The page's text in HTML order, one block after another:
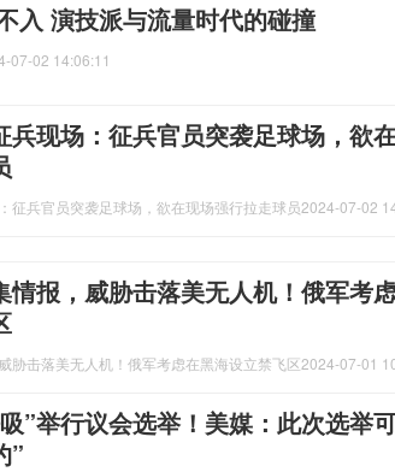
入 演技派与流量时代的碰撞
07-02 14:06:11
兵现场：征兵官员突袭足球场，欲
征兵官员突袭足球场，欲在现场强行拉走球员2024-07-02
情报，威胁击落美无人机！俄军考
胁击落美无人机！俄军考虑在黑海设立禁飞区2024-07-01
”举行议会选举！美媒：此次选举
”